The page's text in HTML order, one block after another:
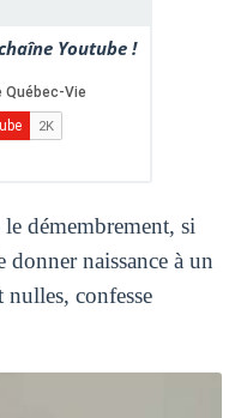
Youtube !
démembrement, si
donner naissance à un
confesse